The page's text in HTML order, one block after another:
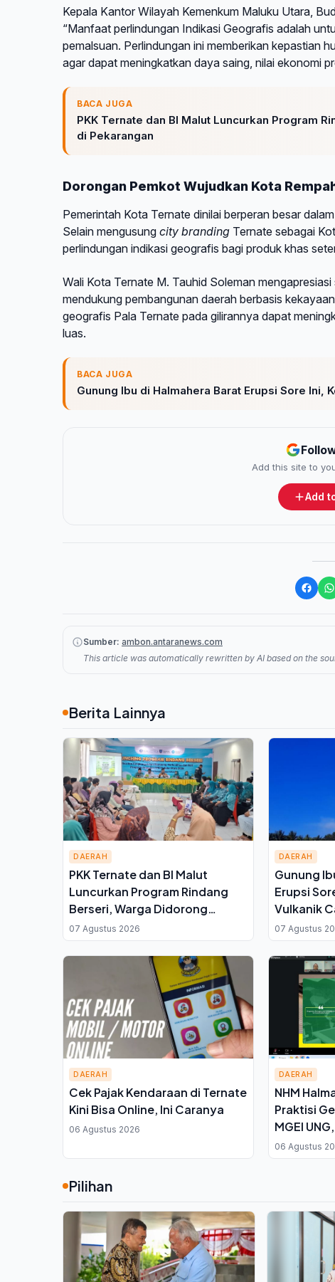
Kepala Kantor Wilayah Kemenkum Maluku Utara,
“Manfaat perlindungan Indikasi Geografis adalah
pemalsuan. Perlindungan ini memberikan kepastian
agar dapat meningkatkan daya saing, nilai ekonomi
BACA JUGA
PKK Ternate dan BI Malut Luncurkan Program
di Pekarangan
Dorongan Pemkot Wujudkan Kota
Pemerintah Kota Ternate dinilai berperan besar
Selain mengusung city branding Ternate sebagai
perlindungan indikasi geografis bagi produk khas
Wali Kota Ternate M. Tauhid Soleman
mendukung pembangunan daerah berbasis
geografis Pala Ternate pada gilirannya dapat
luas.
BACA JUGA
Gunung Ibu di Halmahera Barat Erupsi Sore
Add this site to
Add
Sumber: ambon.antaranews.com
This article was automatically rewritten by AI based on the
Berita Lainnya
DAERAH
PKK Ternate dan BI Malut
Luncurkan Program Rindang
Berseri, Warga Didorong
Tanam Cabai dan Kangkung di
Pekarangan
07 Agustus 2026
DAERAH
Gunung
Erupsi
Vulkanik
Atas
07 Agustus
DAERAH
Cek Pajak Kendaraan di Ternate
Kini Bisa Online, Ini Caranya
06 Agustus 2026
DAERAH
NHM
Praktisi
MGEI
Tambang
06 Agustus
Pilihan